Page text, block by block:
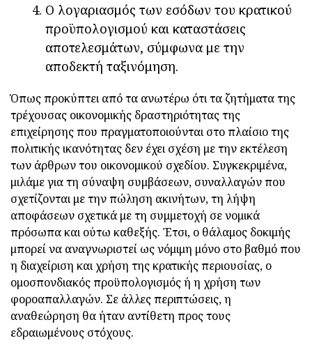
Ο λογαριασμός των εσόδων του κρατικού
προϋπολογισμού και καταστάσεις
αποτελεσμάτων, σύμφωνα με την
αποδεκτή ταξινόμηση.
Όπως προκύπτει από τα ανωτέρω ότι τα ζητήματα της
τρέχουσας οικονομικής δραστηριότητας της
επιχείρησης που πραγματοποιούνται στο πλαίσιο της
πολιτικής ικανότητας δεν έχει σχέση με την εκτέλεση
των άρθρων του οικονομικού σχεδίου. Συγκεκριμένα,
μιλάμε για τη σύναψη συμβάσεων, συναλλαγών που
σχετίζονται με την πώληση ακινήτων, τη λήψη
αποφάσεων σχετικά με τη συμμετοχή σε νομικά
πρόσωπα και ούτω καθεξής. Έτσι, ο θάλαμος δοκιμής
μπορεί να αναγνωριστεί ως νόμιμη μόνο στο βαθμό που
η διαχείριση και χρήση της κρατικής περιουσίας, ο
ομοσπονδιακός προϋπολογισμός ή η χρήση των
φοροαπαλλαγών. Σε άλλες περιπτώσεις, η
αναθεώρηση θα ήταν αντίθετη προς τους
εδραιωμένους στόχους.